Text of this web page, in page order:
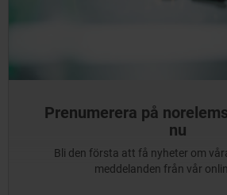
Prenumerera på
nu
Bli den första att få nyheter om
meddelanden från vår